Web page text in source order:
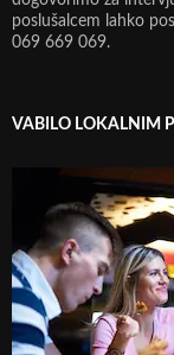
poslušalcem lahko
069 669 069.
VABILO LOKALNIM